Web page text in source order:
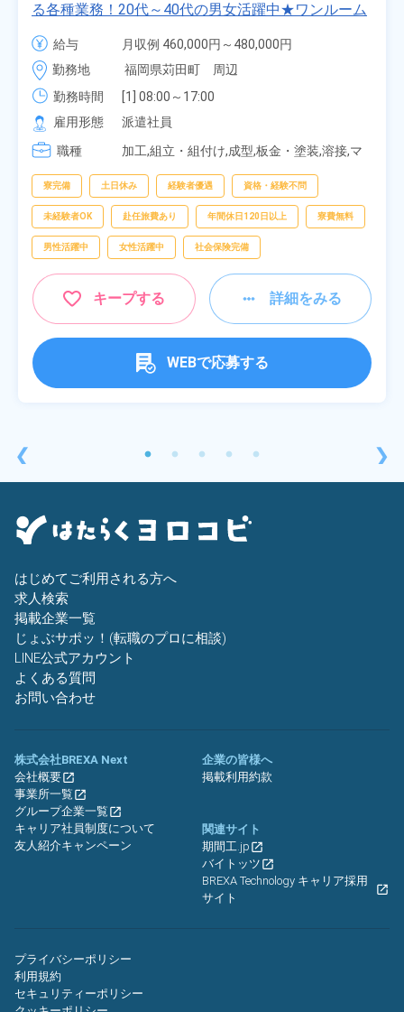
❮
る各種業務！20代～40代の男女活躍中★ワンルーム
寮無料！マイカー通勤OK！無料駐車場あり！赴任旅
費会社負担！社員食堂あり！日払いあり！土日休
み！特別賞与90万円支給！《福岡県京都郡苅田町》
給与
月収例 460,000円～480,000円
時給 1,900円～1,900円
勤務地
福岡県苅田町　周辺
勤務時間
[1] 08:00～17:00
[2] 20:00～05:00
[3] 06:30～15:00
[4] 14:30～23:00
雇用形態
派遣社員
職種
加工,組立・組付け,成型,板金・塗装,溶接,マ
査,物流・配送
寮完備 土日休み 経験者優遇 資格・経験不問
未経験者OK 赴任旅費あり 年間休日120日以上 寮費無料
男性活躍中 女性活躍中 社会保険完備
キープする 詳細をみる
WEBで応募する
❯
はじめてご利用される方へ
求人検索
掲載企業一覧
じょぶサポッ！(転職のプロに相談)
LINE公式アカウント
よくある質問
お問い合わせ
株式会社BREXA Next
会社概要
事業所一覧
グループ企業一覧
キャリア社員制度について
友人紹介キャンペーン
企業の皆様へ
掲載利用約款
関連サイト
期間工.jp
バイトッツ
BREXA Technology キャリア採用
サイト
プライバシーポリシー
利用規約
セキュリティーポリシー